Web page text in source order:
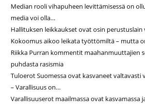
Median rooli vihapuheen levittämisessä on
media voi olla…
Hallituksen leikkaukset ovat osin perustuslain
Kokoomus aikoo leikata työttömiltä – mutta
Riikka Purran kommentit maahanmuuttajien
puhdasta rasismia
Tuloerot Suomessa ovat kasvaneet valtavasti
– Varallisuus on…
Varallisuuserot maailmassa ovat kasvamassa